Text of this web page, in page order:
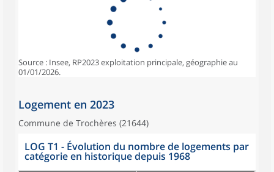
Source : Insee, RP2023 exploitation principale, géographie au
01/01/2026.
Logement en 2023
Commune de Trochères (21644)
LOG T1 - Évolution du nombre de logements par
catégorie en historique depuis 1968